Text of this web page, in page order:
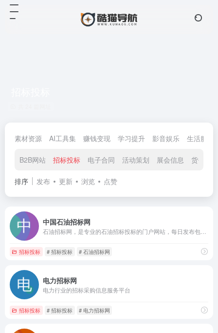
素材资源 AI工具集 赚钱变现 学习提升 影音娱乐 生活服务
B2B网站 招标投标 电子合同 活动策划 展会信息 货代物流
排序 发布 更新 浏览 点赞
中国石油招标网
招标投标 # 招标投标 # 石油招标网
电力招标网
电力行业的招标采购信息服务平台
招标投标 # 招标投标 # 电力招标网